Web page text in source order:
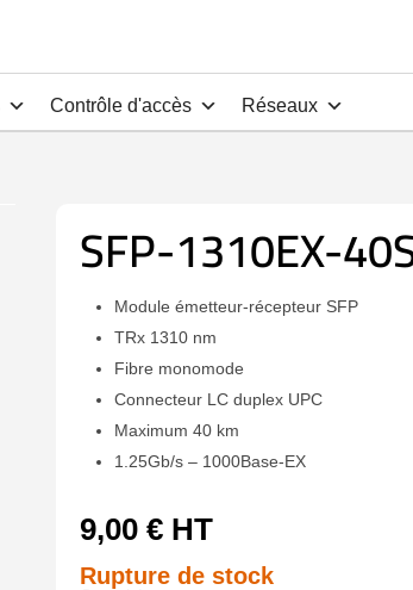
Contrôle d'accès Réseaux
SFP-1310EX-
Module émetteur-récepteur SFP
TRx 1310 nm
Fibre monomode
Connecteur LC duplex UPC
Maximum 40 km
1.25Gb/s – 1000Base-EX
9,00 € HT
Rupture de stock